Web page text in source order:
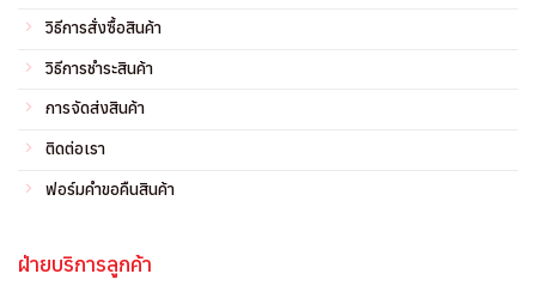
วิธีการสั่งซื้อสินค้า
วิธีการชำระสินค้า
การจัดส่งสินค้า
ติดต่อเรา
ฟอร์มคำขอคืนสินค้า
ฝ่ายบริการลูกค้า